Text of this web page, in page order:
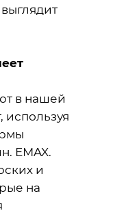
в нашей
используя
EMAX.
и
на